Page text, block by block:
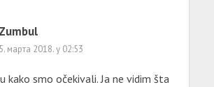
Zumbul
5. марта 2018. у 02:53
kako smo očekivali. Ja ne vidim šta